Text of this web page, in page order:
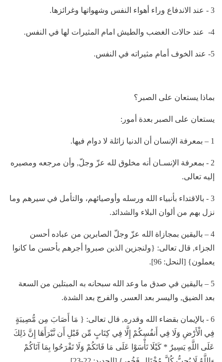
3 - عند الاندفاع وراء أهواء النفس وشهواتها وغرائزها.
4- عند حالات الغضب والطيش امام المثيرات لها في النفس.
5- عند الخوف أمام مثيراته في النفس.
بماذا يستعان على الصبر؟
يستعان على الصبر بعدة أمور:
1 – بمعرفة الإنسان أن الدنيا زائلة لا دوام فيها.
2 - بمعرفة الإنسـان أنه مخلوق لله عزّ وجلّ, وأن مرجعه ومصيره
إليه تعالى.
3 - بالاقتداء بأنبياء الله ورسله وأوصيائهم، والتأمل في سيرهم وما
نزل بهم من ألوان البلاء والشدائد.
4 – باليقين بمجازاة الله عزّ وجلّ الصابرين من عباده أحسن
الجزاء, قال تعالى: {ولنجزين الذين صبروا أجرهم بأحسن ما كانوا
يعملون} [النحل: 96].
5 – باليقين في صدق ما وعد الله سبحانه به المبتلين من السعة
بعد الضيق, واليسر بعد العسر, والفرج بعد الشدة.
6 - بالإيمان بقضاء الله وقدره, قال تعالى: { مَا أَصَابَ مِن مُّصِيبَةٍ
فِي الْأَرْضِ وَلَا فِي أَنفُسِكُمْ إِلَّا فِي كِتَابٍ مِّن قَبْلِ أَن نَّبْرَأَهَا إِنَّ ذَلِكَ
عَلَى اللَّهِ يَسِيرٌ * كَيْلَا تَأْسَوْا عَلَى مَا فَاتَكُمْ وَلَا تَفْرَحُوا بِمَا آتَاكُمْ